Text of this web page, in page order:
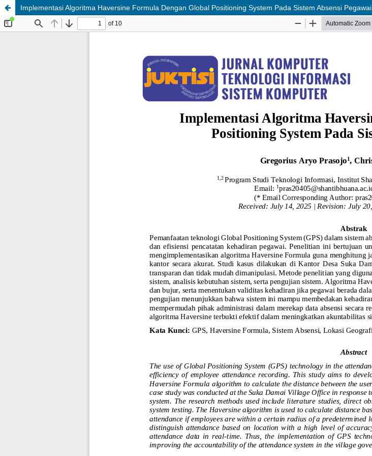
Implementasi Algoritma Haversine Formula Dengan Global Positioning System Pada Sistem Absensi Pegawai